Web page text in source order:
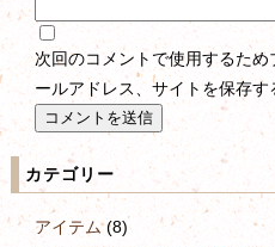
次回のコメントで使用するた
ールアドレス、サイトを保存す
カテゴリー
アイテム(8)